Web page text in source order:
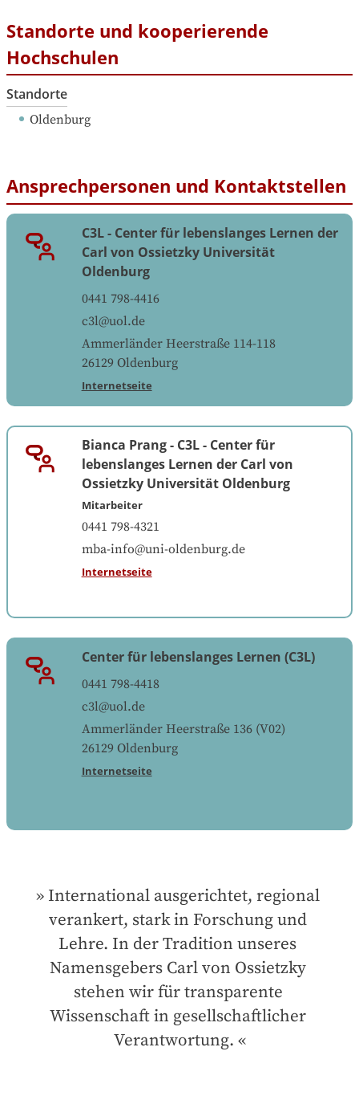
Standorte und kooperierende
Hochschulen
Standorte
Oldenburg
Ansprechpersonen und Kontaktstellen
C3L - Center für lebenslanges Lernen der
Carl von Ossietzky Universität
Oldenburg
0441 798-4416
c3l@uol.de
Ammerländer Heerstraße 114-118
26129 Oldenburg
Internetseite
Bianca Prang- C3L - Center für
lebenslanges Lernen der Carl von
Ossietzky Universität Oldenburg
Mitarbeiter
0441 798-4321
mba-info@uni-oldenburg.de
Internetseite
Center für lebenslanges Lernen (C3L)
0441 798-4418
c3l@uol.de
Ammerländer Heerstraße 136 (V02)
26129 Oldenburg
Internetseite
International ausgerichtet, regional
verankert, stark in Forschung und
Lehre. In der Tradition unseres
Namensgebers Carl von Ossietzky
stehen wir für transparente
Wissenschaft in gesellschaftlicher
Verantwortung.